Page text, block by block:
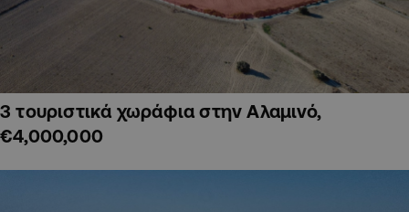
3 τουριστικά χωράφια στην Αλαμινό,
€4,000,000